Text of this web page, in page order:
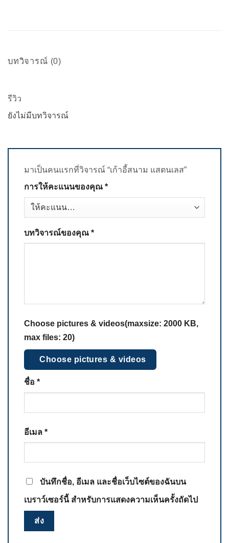
บทวิจารณ์ (0)
รีวิว
ยังไม่มีบทวิจารณ์
มาเป็นคนแรกที่วิจารณ์ “เก้าอี้สนาม แสตนเลส”
การให้คะแนนของคุณ *
บทวิจารณ์ของคุณ *
Choose pictures & videos(maxsize: 2000 KB,
max files: 20)
Choose pictures & videos
ชื่อ *
อีเมล *
บันทึกชื่อ, อีเมล และชื่อเว็บไซต์ของฉันบน
เบราว์เซอร์นี้ สำหรับการแสดงความเห็นครั้งถัดไป